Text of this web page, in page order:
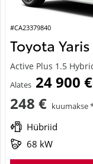
#CA23379840
Toyota Yaris
Active Plus 1.5
Alates 24 900 €
248 € kuumakse
Hübriid
68 kW